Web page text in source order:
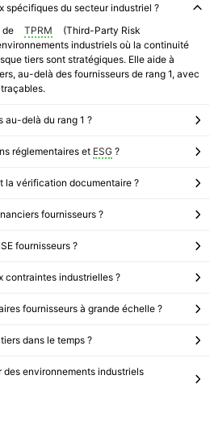
spécifiques du secteur industriel ?
de
TPRM
(Third-Party Risk
industriels où la continuité
tiers sont stratégiques. Elle aide à
au-delà des fournisseurs de rang 1, avec
au-delà du rang 1 ?
réglementaires et ESG ?
la vérification documentaire ?
fournisseurs ?
fournisseurs ?
contraintes industrielles ?
fournisseurs à grande échelle ?
dans le temps ?
environnements industriels